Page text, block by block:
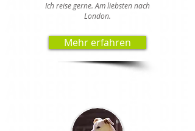
Ich reise gerne. Am liebsten nach
London.
Mehr erfahren